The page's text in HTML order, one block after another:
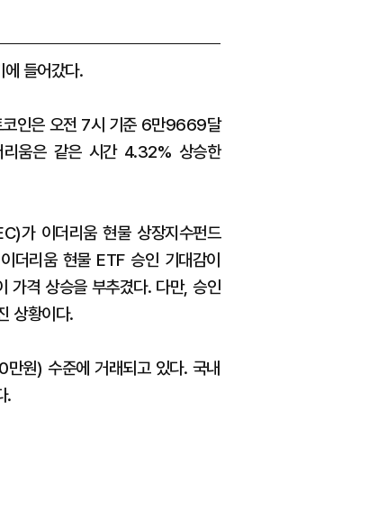
들어갔다.
코인은 오전 7시 기준 6만9669달
리움은 같은 시간 4.32% 상승한
가 이더리움 현물 상장지수펀드
더리움 현물 ETF 승인 기대감이
가격 상승을 부추겼다. 다만, 승인
상황이다.
원) 수준에 거래되고 있다. 국내
.